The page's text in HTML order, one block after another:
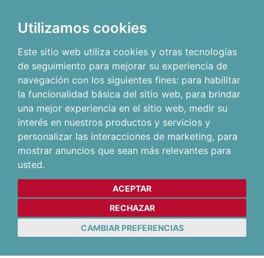
Utilizamos cookies
Este sitio web utiliza cookies y otras tecnologías
de seguimiento para mejorar su experiencia de
navegación con los siguientes fines: para habilitar
la funcionalidad básica del sitio web, para brindar
una mejor experiencia en el sitio web, medir su
interés en nuestros productos y servicios y
personalizar las interacciones de marketing, para
mostrar anuncios que sean más relevantes para
usted.
ACEPTAR
RECHAZAR
CAMBIAR PREFERENCIAS